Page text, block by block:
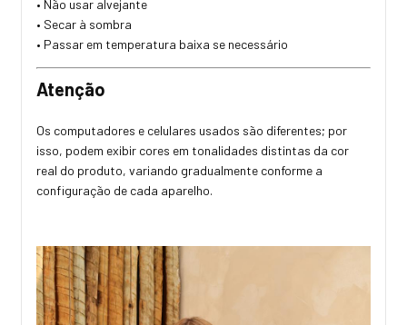
• Não usar alvejante
• Secar à sombra
• Passar em temperatura baixa se necessário
Atenção
Os computadores e celulares usados são diferentes; por
isso, podem exibir cores em tonalidades distintas da cor
real do produto, variando gradualmente conforme a
configuração de cada aparelho.